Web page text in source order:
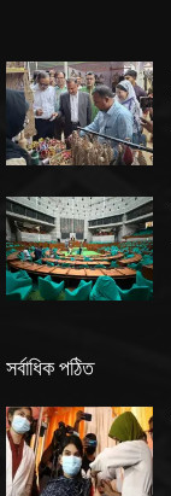
সর্বাধিক পঠিত